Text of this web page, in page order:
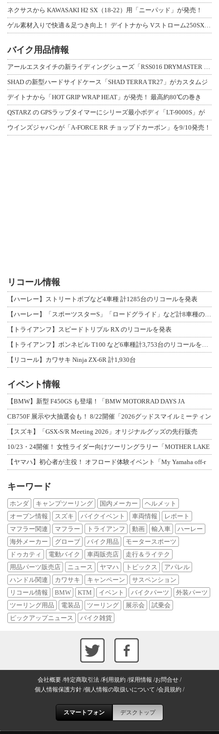
ネクサスから KAWASAKI H2 SX（18-22）用「ニーパッド」が発売！
ゲル素材入りで快適＆足つき向上！ デイトナから Vストローム250SX用「快適ロ
バイク用品情報
アールエスタイチの新ライディングシューズ「RSS016 DRYMASTER スト
SHAD の新型ハードサイドケース「SHAD TERRA TR27」がカスタムジ
デイトナから「HOT GRIP WRAP HEAT」が発売！ 最高約80℃の巻き
QSTARZ の GPSラップタイマーにシリーズ最小ボディ「LT-9000S」が
ウインズジャパンが「A-FORCE RR チョップドカーボン」を9/10発売！
リコール情報
【ハーレー】ストリートボブなど4車種 計1285台のリコールを発表
【ハーレー】「スポーツスターS」「ロードグライド」など計8車種のリコールを発表
【トライアンフ】スピードトリプル RX のリコールを発表
【トライアンフ】ボンネビル T100 など6車種計3,753台のリコールを発表
【リコール】カワサキ Ninja ZX-6R 計1,930台
イベント情報
【BMW】新型 F450GS も登場！「BMW MOTORRAD DAYS JA
CB750F 展示や大抽選会も！ 8/22開催「2026グッドスマイルミーティン
【スズキ】「GSX-S/R Meeting 2026」オリジナルグッズの先行販売
10/23・24開催！ 女性ライダー向けツーリングラリー「MOTHER LAKE
【ヤマハ】初心者が主役！ オフロード体験イベント「My Yamaha off-r
キーワード
ホンダ キャンプツーリング 国内メーカー
ヘルメット
オープン情報
スズキ バイクイベント 車両情報
レポート
マフラー関連
マフラー トライアンフ 動画 輸入車
ハーレー
海外メーカー
グローブ バイク用品
モータースポーツ
ドゥカティ
電動バイク 車両販売店
走行＆ライテク
用品パーツ販売店
ニュース ヤマハ トピックス
アパレル
ハンドル関連
カワサキ キャンペーン
サスペンション
リコール情報
BMW KTM イベント バイクパーツ
外装パーツ
ツーリング用品
電装品 ツーリング 展示会
試乗会
ピックアップニュース
バイク雑貨
会社概要 特定商取引法 利用規約 採用情報 お問合せ
個人情報保護方針 個人情報の取扱いについて 会員規約
スマートフォン デスクトップ